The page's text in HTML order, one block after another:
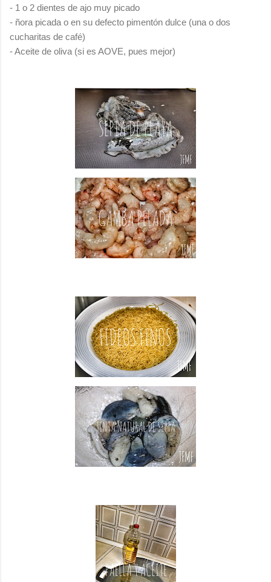
- 1 o 2 dientes de ajo muy picado
- ñora picada o en su defecto pimentón dulce (una o dos
cucharitas de café)
- Aceite de oliva (si es AOVE, pues mejor)